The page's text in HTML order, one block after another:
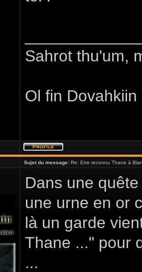
Sahrot thu'um,
Ol fin
Sujet du message: Re: Etre reconnu Thane à
Dans une
une urne en or
là un garde
Thane ..." pour
...